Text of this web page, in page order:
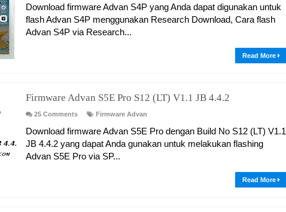
Download firmware Advan S4P yang Anda dapat digunakan untuk
flash Advan S4P menggunakan Research Download, Cara flash
Advan S4P via Research...
Read More
Firmware Advan S5E Pro S12 (LT) V1.1 JB 4.4.2
25 Comments Firmware Advan
Download firmware Advan S5E Pro dengan Build No S12 (LT) V1.1
JB 4.4.2 yang dapat Anda gunakan untuk melakukan flashing
Advan S5E Pro via SP...
Read More